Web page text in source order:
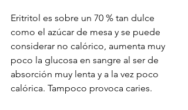
Eritritol es sobre un 70 % tan dulce
como el azúcar de mesa y se puede
considerar no calórico, aumenta muy
poco la glucosa en sangre al ser de
absorción muy lenta y a la vez poco
calórica. Tampoco provoca caries.